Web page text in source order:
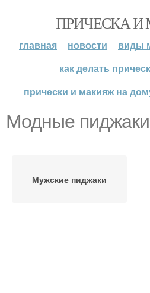
ПРИЧЕСКА
главная новости
виды
как делать
прически и макияж на
Модные пиджаки
Мужские пиджаки